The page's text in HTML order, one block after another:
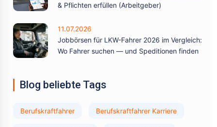
& Pflichten erfüllen (Arbeitgeber)
11.07.2026
Jobbörsen für LKW-Fahrer 2026 im Vergleich:
Wo Fahrer suchen — und Speditionen finden
Blog beliebte Tags
Berufskraftfahrer Berufskraftfahrer Karriere